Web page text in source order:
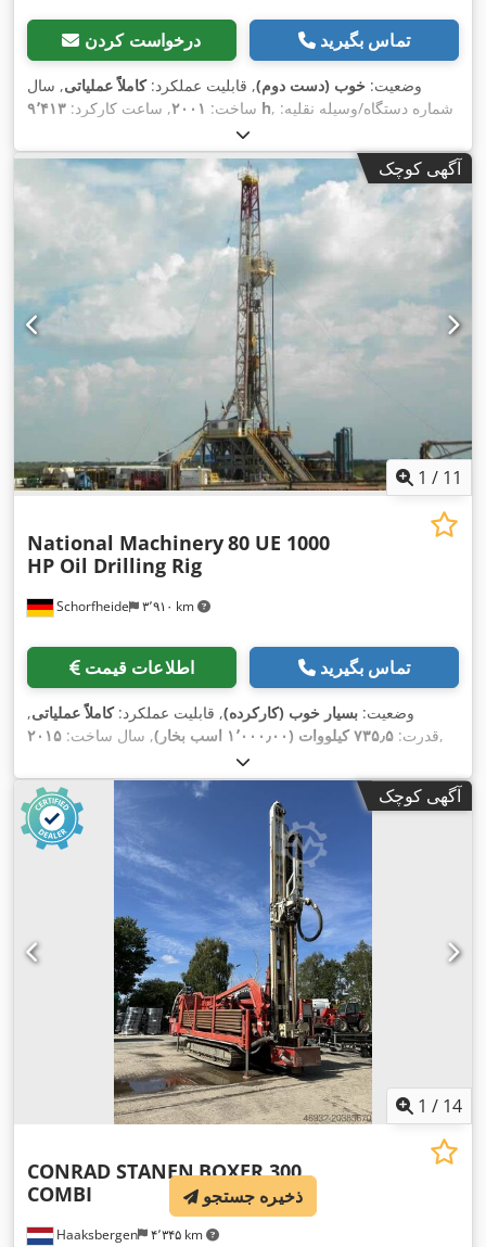
درخواست کردن تماس بگیرید
وضعیت: خوب (دست دوم), قابلیت عملکرد:کاملاً عملیاتی, سال
ساخت: ۲۰۰۱, ساعت کارکرد: ۹٬۴۱۳ h , شماره دستگاه/وسیله نقلیه:
آگهی کوچک
1 / 11
Schorfheide ۳٬۹۱۰ km
National Machinery80 UE 1000
HP Oil Drilling Rig
اطلاعات قیمت تماس بگیرید
وضعیت: بسیار خوب (کارکرده), قابلیت عملکرد:کاملاً عملیاتی,
قدرت: ۷۳۵٫۵ کیلووات (۱٬۰۰۰٫۰۰ اسب بخار) , سال ساخت: ۲۰۱۵ ,
آگهی کوچک
1 / 14
Haaksbergen ۴٬۳۴۵ km
CONRAD STANENBOXER 300
COMBI
ذخیره جستجو